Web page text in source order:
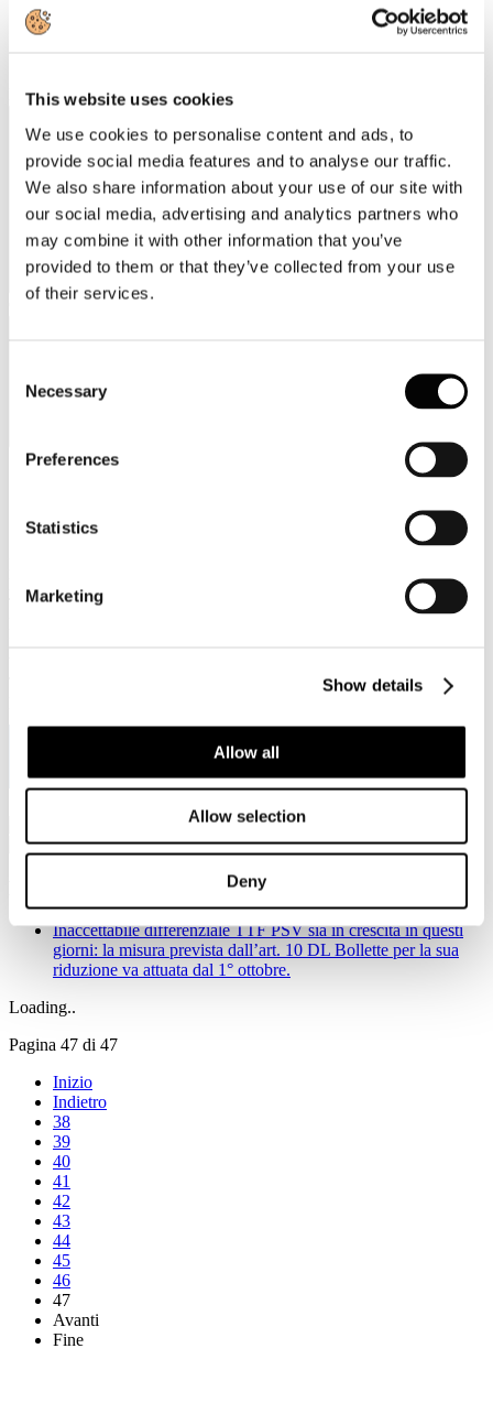
This website uses cookies
We use cookies to personalise content and ads, to
provide social media features and to analyse our traffic.
We also share information about your use of our site with
our social media, advertising and analytics partners who
may combine it with other information that you’ve
provided to them or that they’ve collected from your use
of their services.
Selection
Necessary
Preferences
Statistics
Marketing
Show details
Allow all
Allow selection
Deny
Ragione Sociale
Categorie merceologiche
Tel. +39 02-290.03018 r.a
Inaccettabile differenziale TTF PSV sia in crescita in questi
giorni: la misura prevista dall’art. 10 DL Bollette per la sua
riduzione va attuata dal 1° ottobre.
Loading..
Pagina 47 di 47
Inizio
Indietro
38
39
40
41
42
43
44
45
46
47
Avanti
Fine